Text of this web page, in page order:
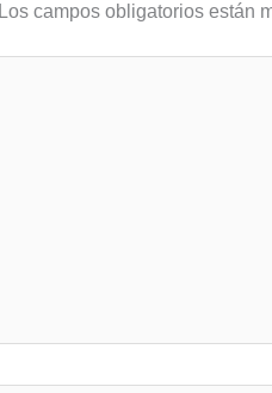
Los campos obligatorios están